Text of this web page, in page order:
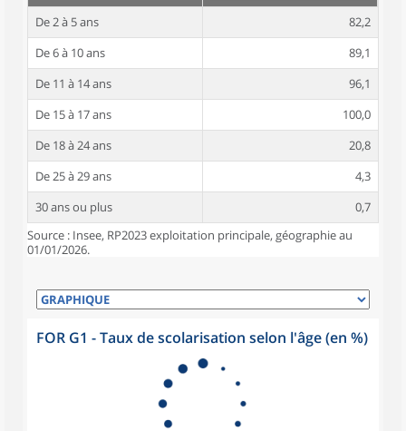
De 2 à 5 ans
82,2
De 6 à 10 ans
89,1
De 11 à 14 ans
96,1
De 15 à 17 ans
100,0
De 18 à 24 ans
20,8
De 25 à 29 ans
4,3
30 ans ou plus
0,7
Source : Insee, RP2023 exploitation principale, géographie au
01/01/2026.
FOR G1 - Taux de scolarisation selon l'âge (en %)